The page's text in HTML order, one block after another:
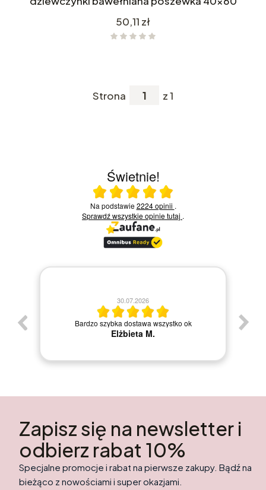
Cena
50,11 zł
Strona z 1
Świetnie!
Ocena średnia 5 na 5
Na podstawie2224 opinii .
Sprawdź wszystkie opinietutaj .
30.07.2026
Bardzo szybka dostawa wszystko ok
Elżbieta M.
Zapisz się na newsletter i
odbierz rabat 10%
Specjalne promocje i rabat na pierwsze zakupy. Bądź na
bieżąco z nowościami i super okazjami.